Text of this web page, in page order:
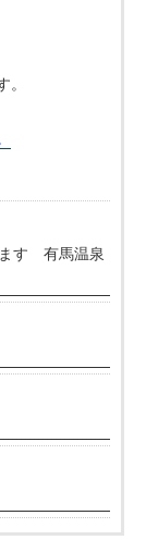
す 有馬温泉